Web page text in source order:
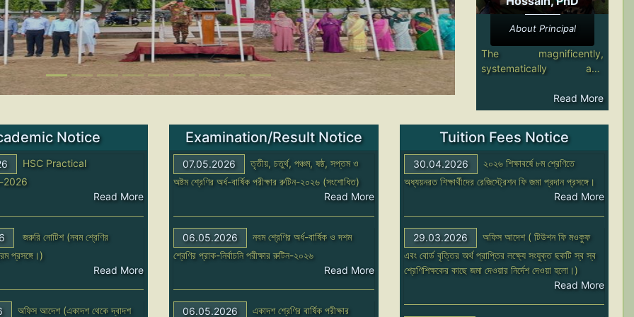
About Principal
The magnificently,
systematically and
Dhaka Residential Model
College was established in
the year 1960. With its
enriched tradition and
splendor, the institution is
situated on Mirpur Road in
the heart of the capital
city of Bangladesh. It
accommodates about
5800 students in two
shifts. In this digital
technological era, due
emphasis has been laid on
imparting knowledge on
information technology
Read More
Notice
HSC Practical
2026
Read More
জরুরি নোটিশ (নবম শ্রেণির
প্রসঙ্গে।)
Read More
অফিস আদেশ (একাদশ থেকে দ্বাদশ
Examination/Result Notice
07.05.2026
তৃতীয়, চতুর্থ, পঞ্চম, ষষ্ঠ, সপ্তম ও
অষ্টম শ্রেণির অর্ধ-বার্ষিক পরীক্ষার রুটিন-২০২৬ (সংশোধিত)
Read More
06.05.2026
নবম শ্রেণির অর্ধ-বার্ষিক ও দশম
শ্রেণির প্রাক-নির্বাচনি পরীক্ষার রুটিন-২০২৬
Read More
06.05.2026
একাদশ শ্রেণির বার্ষিক পরীক্ষার
Tuition Fees Notice
30.04.2026
২০২৬ শিক্ষাবর্ষে ৮ম শ্রেণিতে
অধ্যয়নরত শিক্ষার্থীদের রেজিস্ট্রেশন ফি জমা প্রদান প্রসঙ্গে।
Read More
29.03.2026
অফিস আদেশ ( টিউশন ফি মওকুফ
এবং বোর্ড বৃত্তির অর্থ প্রাপ্তির লক্ষ্যে সংযুক্ত ছকটি স্ব স্ব
শ্রেণিশিক্ষকের কাছে জমা দেওয়ার নির্দেশ দেওয়া হলো।)
Read More